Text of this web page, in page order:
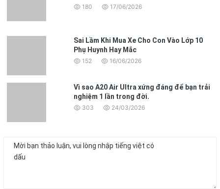
180 17/06/2026
Sai Lầm Khi Mua Xe Cho Con Vào Lớp 10
Phụ Huynh Hay Mắc
152 16/06/2026
Vì sao A20 Air Ultra xứng đáng để bạn trải
nghiệm 1 lần trong đời.
303 24/03/2026